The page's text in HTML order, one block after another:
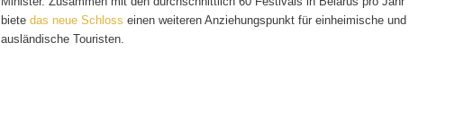
biete das neue Schloss einen weiteren Anziehungspunkt für einheimische und
ausländische Touristen.